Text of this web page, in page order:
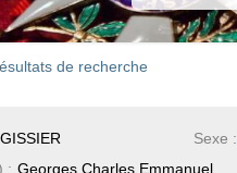
de recherche
Sexe :
: Georges Charles Emmanuel